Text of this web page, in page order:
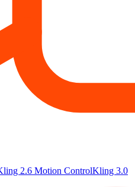
2.6 Motion ControlKling 3.0